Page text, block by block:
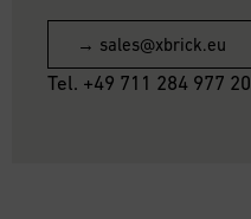
→ sales@xbrick.eu
Tel. +49 711 284 977 20